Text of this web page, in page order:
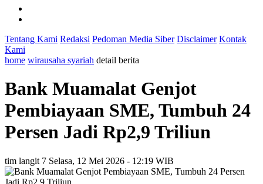
Tentang Kami Redaksi Pedoman Media Siber Disclaimer Kontak
Kami
home wirausaha syariah detail berita
Bank Muamalat Genjot
Pembiayaan SME, Tumbuh 24
Persen Jadi Rp2,9 Triliun
tim langit 7 Selasa, 12 Mei 2026 - 12:19 WIB